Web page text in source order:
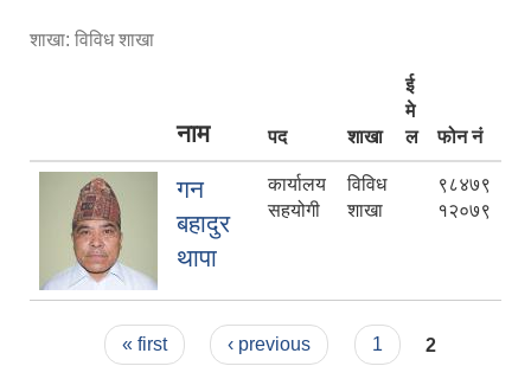
शाखा: विविध शाखा
नाम पद शाखा
ई
मे
ल
फोन नं
गन
बहादुर
थापा
कार्यालय
सहयोगी
विविध
शाखा
९८४७९
१२०७९
Pages« first ‹ previous 1 2